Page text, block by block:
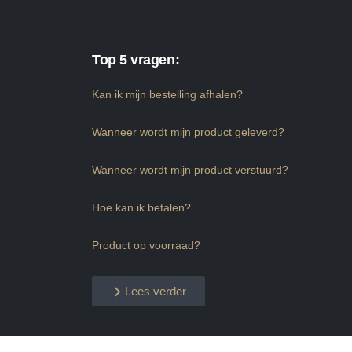
Top 5 vragen:
Kan ik mijn bestelling afhalen?
Wanneer wordt mijn product geleverd?
Wanneer wordt mijn product verstuurd?
Hoe kan ik betalen?
Product op voorraad?
Lees verder